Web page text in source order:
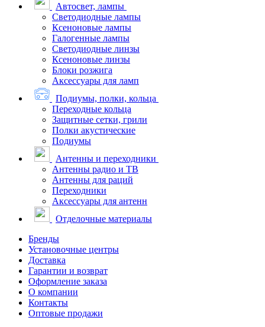
Автосвет, лампы
Светодиодные лампы
Ксеноновые лампы
Галогенные лампы
Светодиодные линзы
Ксеноновые линзы
Блоки розжига
Аксессуары для ламп
Подиумы, полки, кольца
Переходные кольца
Защитные сетки, грили
Полки акустические
Подиумы
Антенны и переходники
Антенны радио и ТВ
Антенны для раций
Переходники
Аксессуары для антенн
Отделочные материалы
Бренды
Установочные центры
Доставка
Гарантии и возврат
Оформление заказа
О компании
Контакты
Оптовые продажи